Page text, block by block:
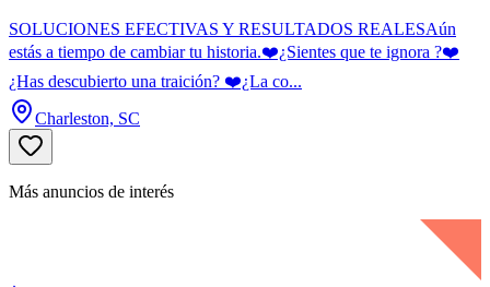
SOLUCIONES EFECTIVAS Y RESULTADOS REALESAún
estás a tiempo de cambiar tu historia.❤️¿Sientes que te ignora ?❤️
¿Has descubierto una traición? ❤️¿La co...
Charleston, SC
Más anuncios de interés